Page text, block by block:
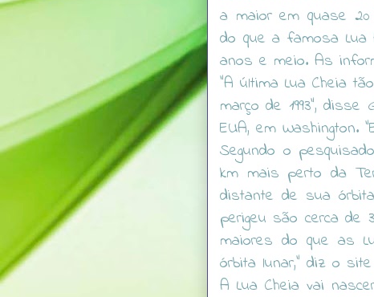
a maior em quase
do que a famosa Lua
anos e meio. As
"A última Lua Cheia
março de 1993",
EUA, em Washington.
Segundo o
km mais perto da
distante de sua
perigeu são cerca de
maiores do que as
órbita lunar," diz o
A Lua Cheia vai